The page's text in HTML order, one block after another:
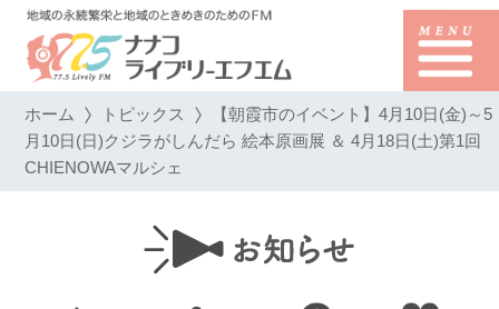
ホーム トピックス 【朝霞市のイベント】4月10日(金)～5
月10日(日)クジラがしんだら 絵本原画展 ＆ 4月18日(土)第1回
CHIENOWAマルシェ